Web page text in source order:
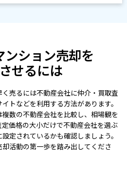
ンション売却を
せるには
売るには不動産会社に仲介・買取査
トなどを利用する方法があります。
数の不動産会社を比較し、相場観を
価格の大小だけで不動産会社を選ぶ
定されているかも確認しましょう。
活動の第一歩を踏み出してくださ